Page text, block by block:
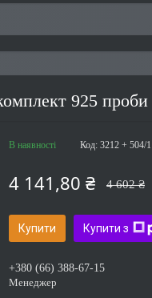
925 проби
В наявності Код: 3212 + 504/1
4 602 ₴
4 141,80 ₴
Купити Купити з
+380 (66) 388-67-15
Менеджер